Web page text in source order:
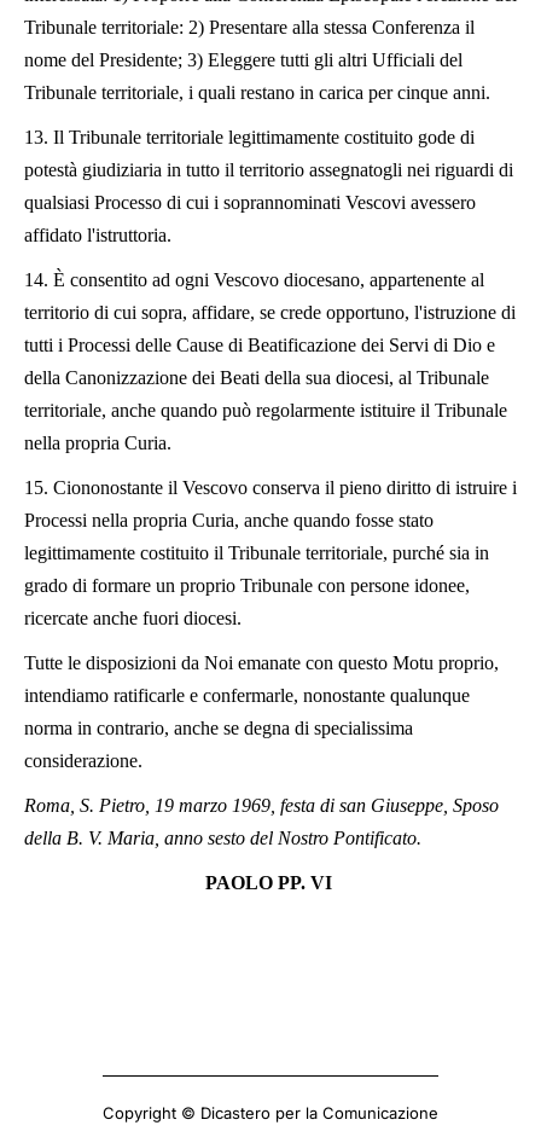
Tribunale territoriale: 2) Presentare alla stessa Conferenza il
nome del Presidente; 3) Eleggere tutti gli altri Ufficiali del
Tribunale territoriale, i quali restano in carica per cinque anni.
13. Il Tribunale territoriale legittimamente costituito gode di
potestà giudiziaria in tutto il territorio assegnatogli nei riguardi di
qualsiasi Processo di cui i soprannominati Vescovi avessero
affidato l'istruttoria.
14. È consentito ad ogni Vescovo diocesano, appartenente al
territorio di cui sopra, affidare, se crede opportuno, l'istruzione di
tutti i Processi delle Cause di Beatificazione dei Servi di Dio e
della Canonizzazione dei Beati della sua diocesi, al Tribunale
territoriale, anche quando può regolarmente istituire il Tribunale
nella propria Curia.
15. Ciononostante il Vescovo conserva il pieno diritto di istruire i
Processi nella propria Curia, anche quando fosse stato
legittimamente costituito il Tribunale territoriale, purché sia in
grado di formare un proprio Tribunale con persone idonee,
ricercate anche fuori diocesi.
Tutte le disposizioni da Noi emanate con questo Motu proprio,
intendiamo ratificarle e confermarle, nonostante qualunque
norma in contrario, anche se degna di specialissima
considerazione.
Roma, S. Pietro, 19 marzo 1969, festa di san Giuseppe, Sposo
della B. V. Maria, anno sesto del Nostro Pontificato.
PAOLO PP. VI
Copyright © Dicastero per la Comunicazione